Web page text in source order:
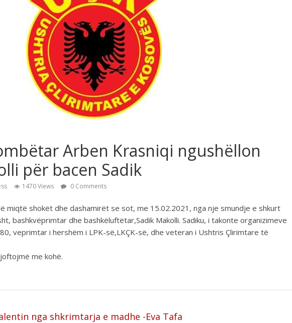
Arben Krasniqi ngushëllon
për bacen Sadik
1470 Views 0 Comments
miqtë shokët dhe dashamirët se sot, me 15.02.2021, nga nje smundje e shkurt
bashkvëprimtar dhe bashkëluftëtar,Sadik Makolli. Sadiku, i takonte organizimeve
veprimtar i hershëm i LPK-së,LKÇK-së, dhe veteran i Ushtris Çlirimtare të
me kohë.
nga shkrimtarja e madhe -Eva Tafa